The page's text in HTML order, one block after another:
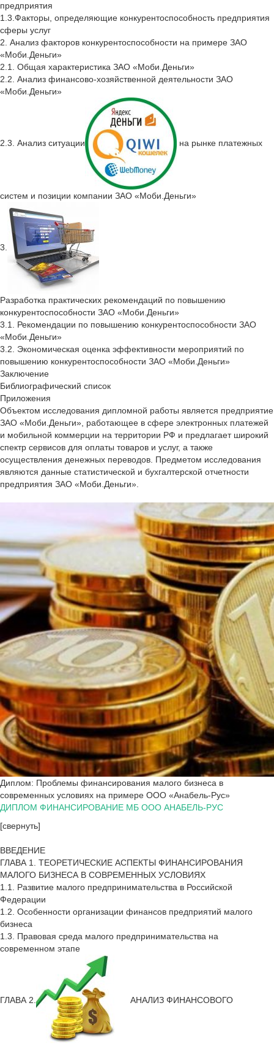
предприятия
1.3.Факторы, определяющие конкурентоспособность предприятия
сферы услуг
2. Анализ факторов конкурентоспособности на примере ЗАО
«Моби.Деньги»
2.1. Общая характеристика ЗАО «Моби.Деньги»
2.2. Анализ финансово-хозяйственной деятельности ЗАО
«Моби.Деньги»
2.3. Анализ ситуации на рынке платежных
систем и позиции компании ЗАО «Моби.Деньги»
3.
Разработка практических рекомендаций по повышению
конкурентоспособности ЗАО «Моби.Деньги»
3.1. Рекомендации по повышению конкурентоспособности ЗАО
«Моби.Деньги»
3.2. Экономическая оценка эффективности мероприятий по
повышению конкурентоспособности ЗАО «Моби.Деньги»
Заключение
Библиографический список
Приложения
Объектом исследования дипломной работы является предприятие
ЗАО «Моби.Деньги», работающее в сфере электронных платежей
и мобильной коммерции на территории РФ и предлагает широкий
спектр сервисов для оплаты товаров и услуг, а также
осуществления денежных переводов. Предметом исследования
являются данные статистической и бухгалтерской отчетности
предприятия ЗАО «Моби.Деньги».
Диплом: Проблемы финансирования малого бизнеса в
современных условиях на примере ООО «Анабель-Рус»
ДИПЛОМ ФИНАНСИРОВАНИЕ МБ ООО АНАБЕЛЬ-РУС
[свернуть]
ВВЕДЕНИЕ
ГЛАВА 1. ТЕОРЕТИЧЕСКИЕ АСПЕКТЫ ФИНАНСИРОВАНИЯ
МАЛОГО БИЗНЕСА В СОВРЕМЕННЫХ УСЛОВИЯХ
1.1. Развитие малого предпринимательства в Российской
Федерации
1.2. Особенности организации финансов предприятий малого
бизнеса
1.3. Правовая среда малого предпринимательства на
современном этапе
ГЛАВА 2. АНАЛИЗ ФИНАНСОВОГО